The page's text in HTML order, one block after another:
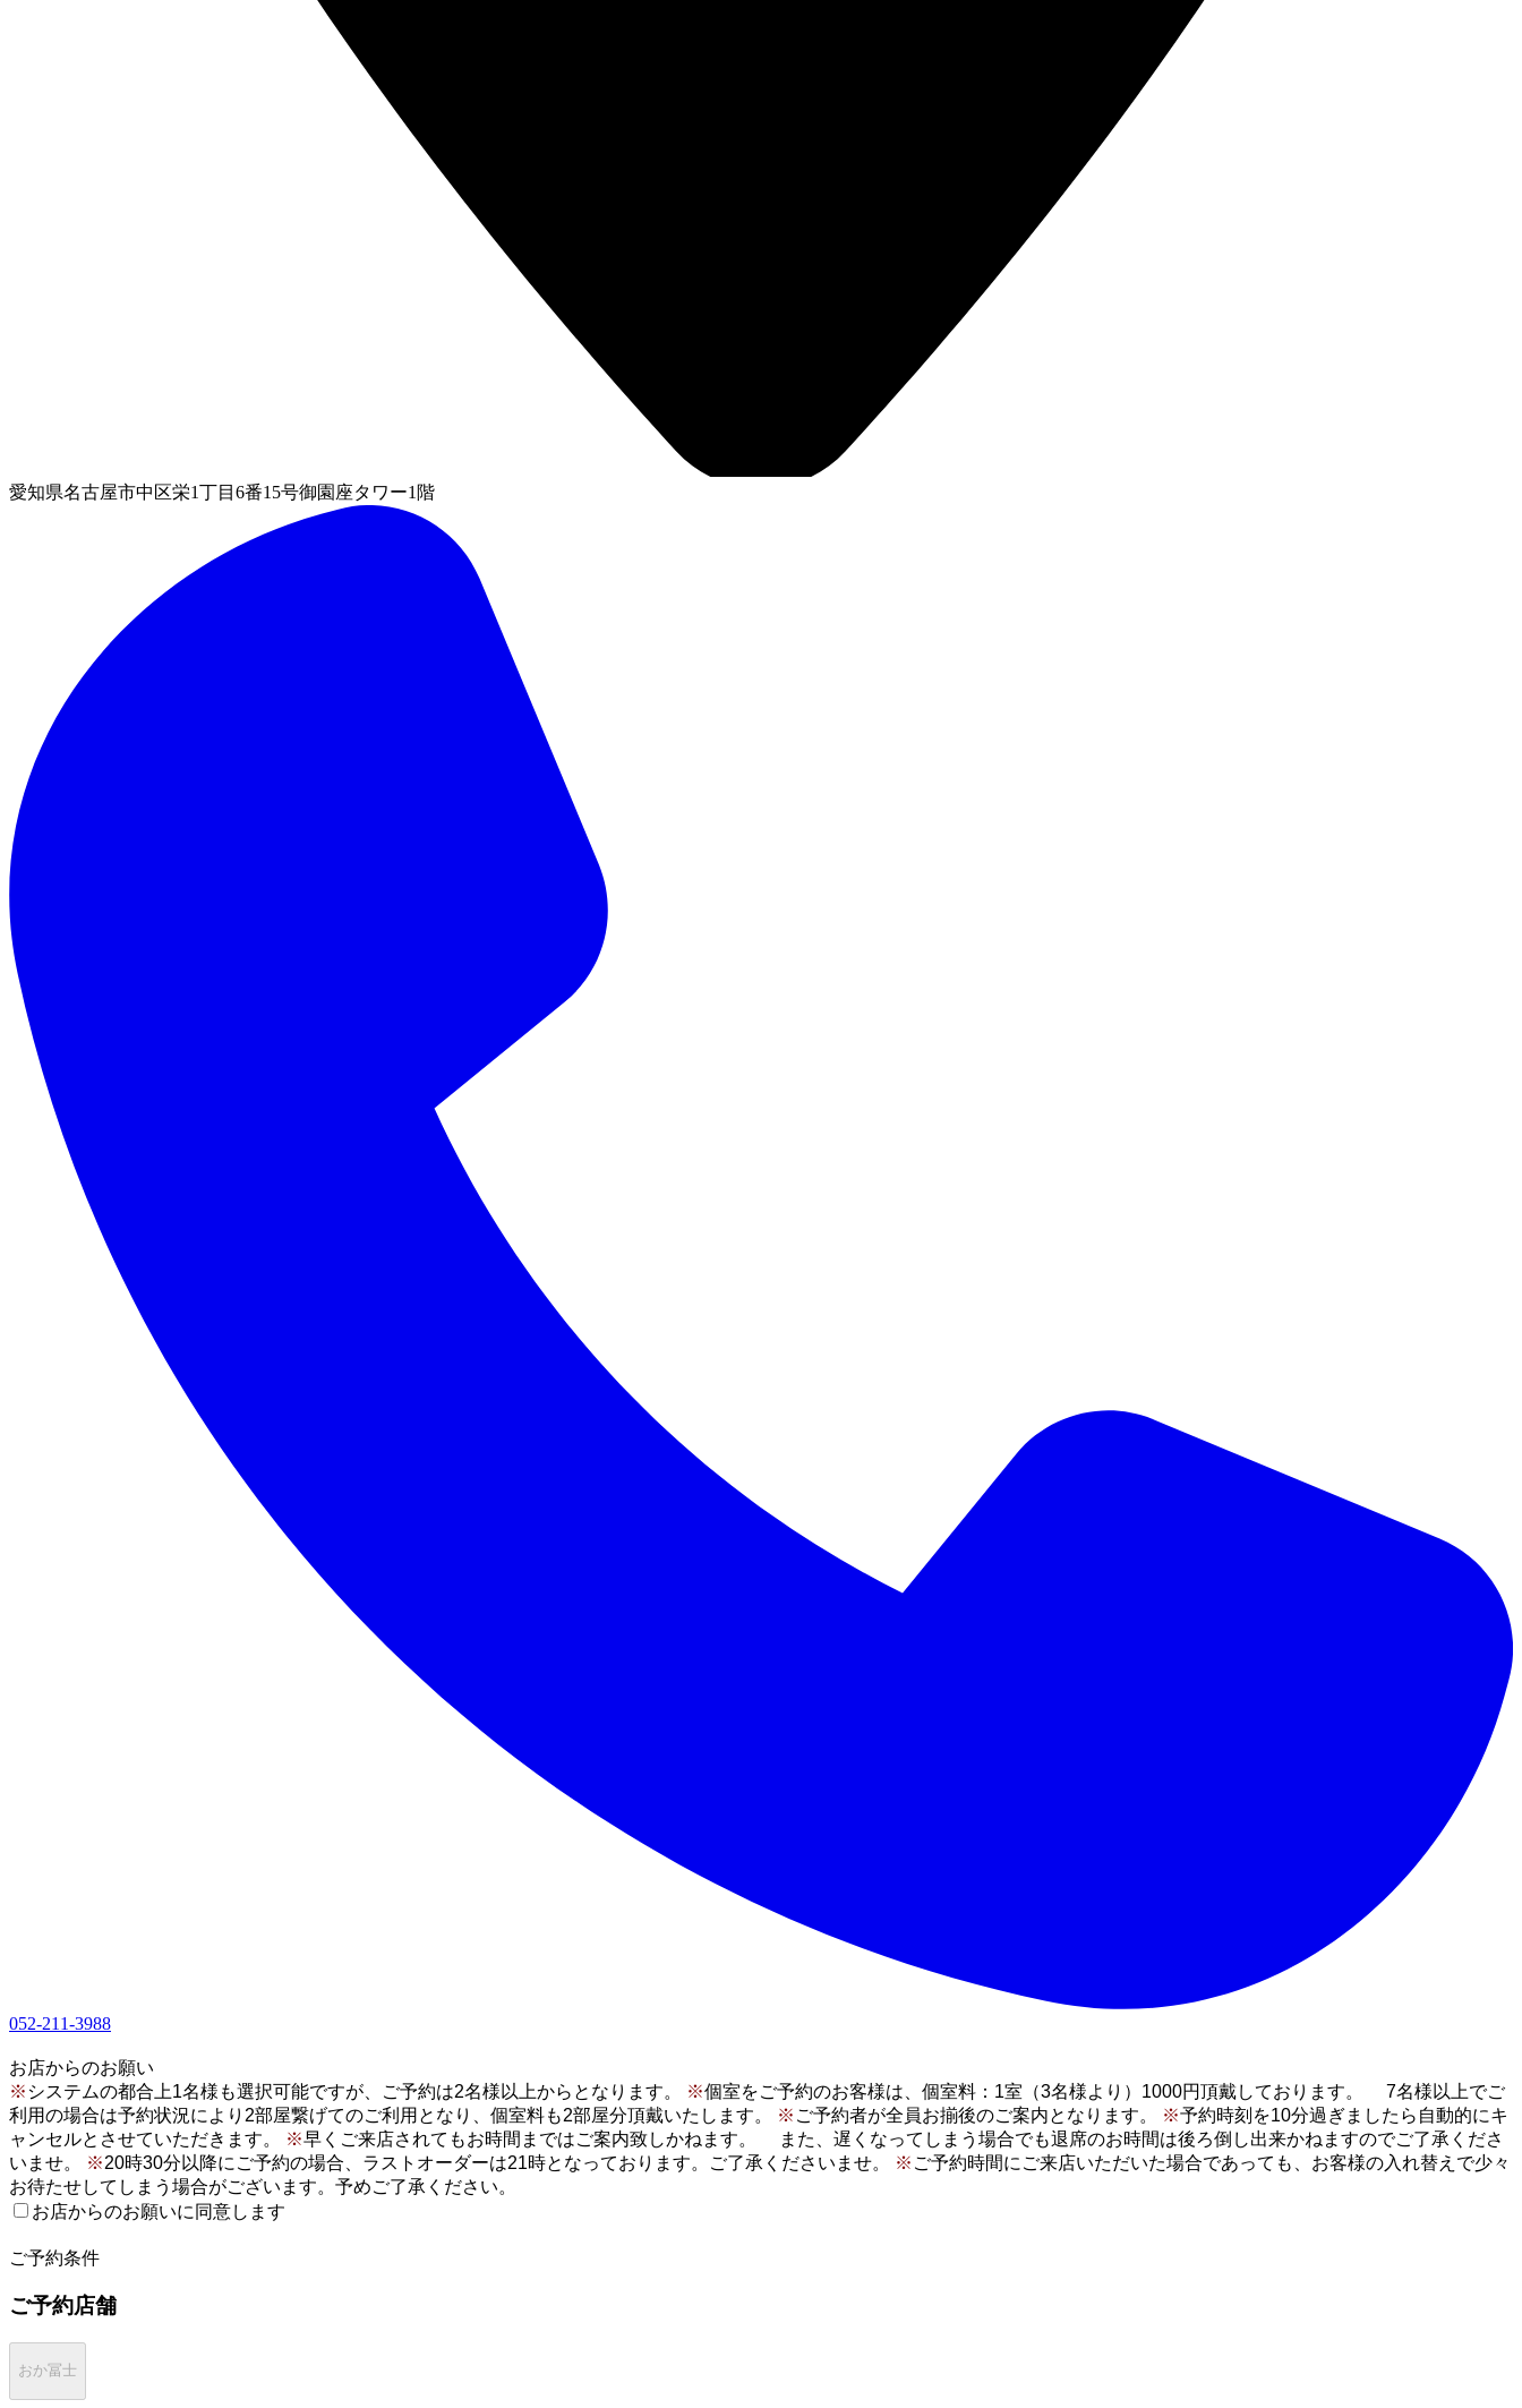
愛知県名古屋市中区栄1丁目6番15号御園座タワー1階
052-211-3988
お店からのお願い
※ システムの都合上1名様も選択可能ですが、ご予約は2名様以上からとなります。 ※個室をご予約のお客様は、個室料：1室（3名様より）1000円頂戴しております。 7名様以上でご
利用の場合は予約状況により2部屋繋げてのご利用となり、個室料も2部屋分頂戴いたします。
※ ご予約者が全員お揃後のご案内となります。 ※予約時刻を10分過ぎましたら自動的にキ
ャンセルとさせていただきます。
※早くご来店されてもお時間まではご案内致しかねます。 また、遅くなってしまう場合でも退席のお時間は後ろ倒し出来かねますのでご了承くださ
いませ。
※20時30分以降にご予約の場合、ラストオーダーは21時となっております。ご了承くださいませ。 ※ ご予約時間にご来店いただいた場合であっても、お客様の入れ替えで少々
お待たせしてしまう場合がございます。予めご了承ください。
お店からのお願いに同意します
ご予約条件
ご予約店舗
おか冨士